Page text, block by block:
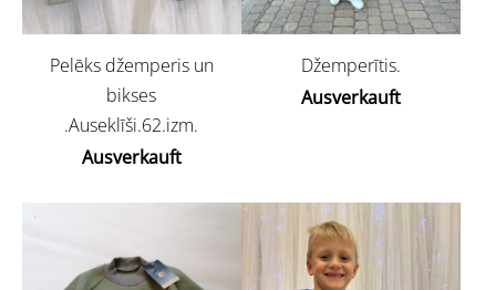
Pelēks džemperis un
bikses
.Auseklīši.62.izm.
Ausverkauft
Džemperītis.
Ausverkauft